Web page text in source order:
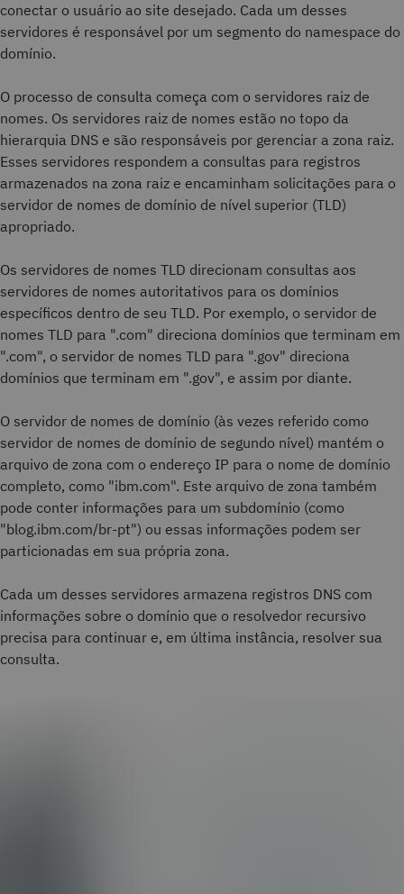
conectar o usuário ao site desejado. Cada um desses
servidores é responsável por um segmento do namespace do
domínio.
O processo de consulta começa com o servidores raiz de
nomes. Os servidores raiz de nomes estão no topo da
hierarquia DNS e são responsáveis por gerenciar a zona raiz.
Esses servidores respondem a consultas para registros
armazenados na zona raiz e encaminham solicitações para o
servidor de nomes de domínio de nível superior (TLD)
apropriado.
Os servidores de nomes TLD direcionam consultas aos
servidores de nomes autoritativos para os domínios
específicos dentro de seu TLD. Por exemplo, o servidor de
nomes TLD para ".com" direciona domínios que terminam em
".com", o servidor de nomes TLD para ".gov" direciona
domínios que terminam em ".gov", e assim por diante.
O servidor de nomes de domínio (às vezes referido como
servidor de nomes de domínio de segundo nível) mantém o
arquivo de zona com o endereço IP para o nome de domínio
completo, como "ibm.com". Este arquivo de zona também
pode conter informações para um subdomínio (como
"blog.ibm.com/br-pt") ou essas informações podem ser
particionadas em sua própria zona.
Cada um desses servidores armazena registros DNS com
informações sobre o domínio que o resolvedor recursivo
precisa para continuar e, em última instância, resolver sua
consulta.